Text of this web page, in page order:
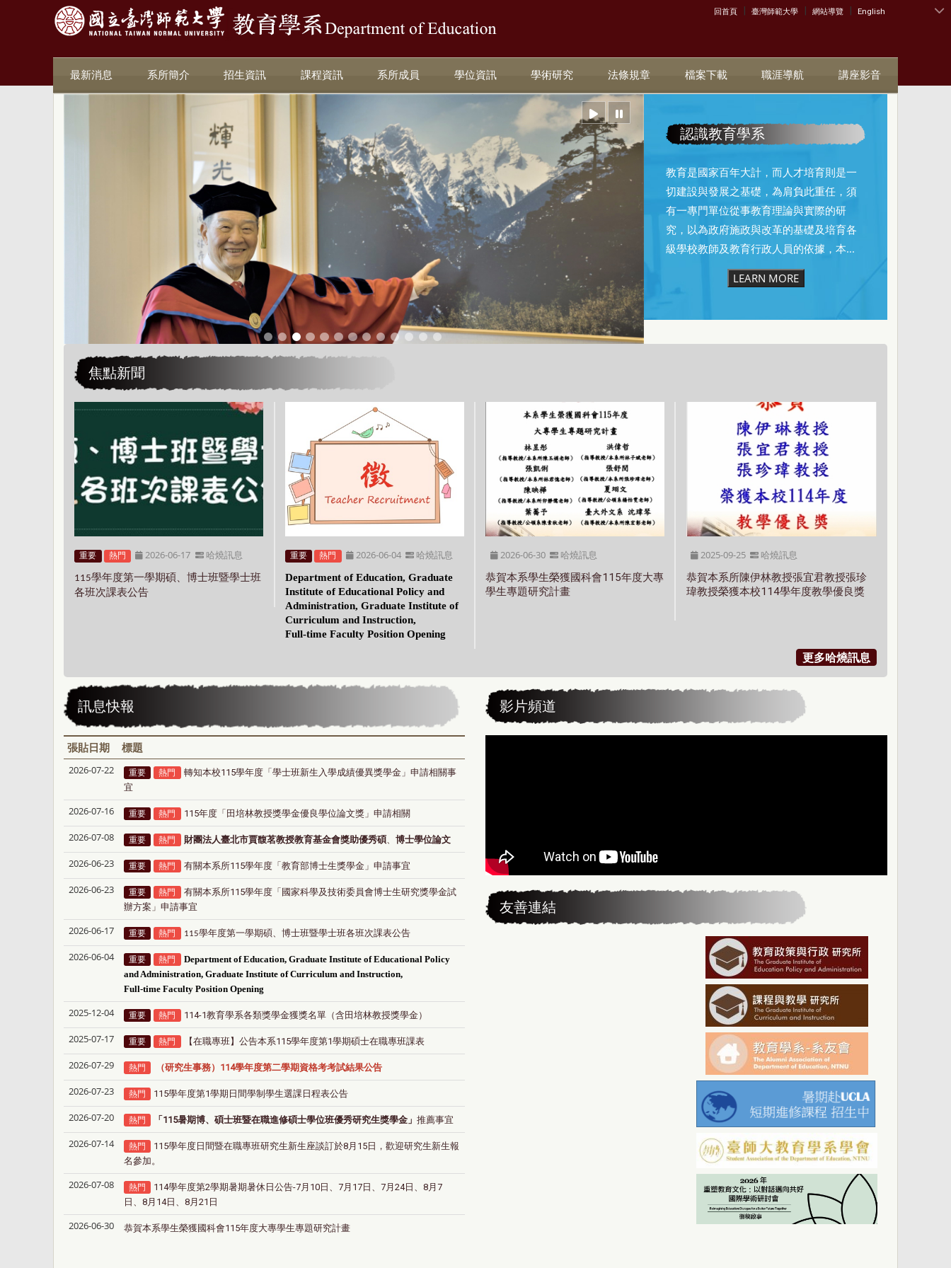
:::
回首頁 | 臺灣師範大學 | 網站導覽 | English
最新消息 系所簡介 招生資訊 課程資訊 系所成員 學位資訊 學術研究 法條規章 檔案下載 職涯導航 講座影音
認識教育學系
教育是國家百年大計，而人才培育則是一
切建設與發展之基礎，為肩負此重任，須
有一專門單位從事教育理論與實際的研
究，以為政府施政與改革的基礎及培育各
級學校教師及教育行政人員的依據，本...
LEARN MORE
焦點新聞
重要 熱門 2026-06-17 哈燒訊息
115學年度第一學期碩 、博士班暨學士班
各班次課表公告
重要 熱門 2026-06-04 哈燒訊息
Department of Education, Graduate
Institute of Educational Policy and
Administration, Graduate Institute of
Curriculum and Instruction,
Full-time Faculty Position Opening
2026-06-30
哈燒訊息
恭賀本系學生榮獲國科會115年度大專
學生專題研究計畫
2025-09-25
哈燒訊息
恭賀本系所陳伊林教授張宜君教授張珍
瑋教授榮獲本校114學年度教學優良獎
更多哈燒訊息
訊息快報
張貼日期 標題
2026-07-22 重要 熱門
轉知本校115學年度「學士班新生入學成績優異獎學金」申請相關事
宜
2026-07-16 重要 熱門 115年度「田培林教授獎學金優良學位論文獎」申請相關
2026-07-08 重要 熱門 財團法人臺北市賈馥茗教授教育基金會獎助優秀碩 博士學位論文
2026-06-23 重要 熱門 有關本系所115學年度「教育部博士生獎學金」申請事宜
2026-06-23 重要 熱門
有關本系所115學年度「國家科學及技術委員會博士生研究獎學金試
辦方案」申請事宜
2026-06-17 重要 熱門 115學年度第一學期碩、 博士班暨學士班各班次課表公告
2026-06-04 重要 熱門
Department of Education, Graduate Institute of Educational Policy
and Administration, Graduate Institute of Curriculum and Instruction,
Full-time Faculty Position Opening
2025-12-04 重要 熱門 114-1教育學系各類獎學金獲獎名單（含田培林教授獎學金）
2025-07-17 重要 熱門 【在職專班】公告本系115學年度第1學期碩士在職專班課表
2026-07-29 熱門 （研究生事務）114學年度第二學期資格考考試結果公告
2026-07-23 熱門 115學年度第1學期日間學制學生選課日程表公告
2026-07-20 熱門 「115暑期博、碩士班暨在職進修碩士學位班優秀研究生獎學金」推薦事宜
2026-07-14 熱門
115學年度日間暨在職專班研究生新生座談訂於8月15日，歡迎研究生新生報
名參加。
2026-07-08 熱門
114學年度第2學期暑期暑休日公告-7月10日、7月17日、7月24日、8月7
日、8月14日、8月21日
2026-06-30 恭賀本系學生榮獲國科會115年度大專學生專題研究計畫
影片頻道
友善連結